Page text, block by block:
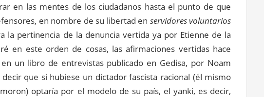
en las mentes de los ciudadanos hasta el punto de que
en nombre de su libertad en servidores voluntarios
la pertinencia de la denuncia vertida ya por Etienne de la
en este orden de cosas, las afirmaciones vertidas hace
un libro de entrevistas publicado en Gedisa, por Noam
que si hubiese un dictador fascista racional (él mismo
optaría por el modelo de su país, el yanki, es decir,